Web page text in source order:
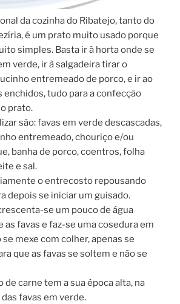
da cozinha do Ribatejo, tanto do
é um prato muito usado porque
simples. Basta ir à horta onde se
verde, ir à salgadeira tirar o
entremeado de porco, e ir ao
tudo para a confecção
prato.
são: favas em verde descascadas,
entremeado, chouriço e/ou
banha de porco, coentros, folha
e sal.
o entrecosto repousando
depois se iniciar um guisado.
se um pouco de água
favas e faz-se uma cosedura em
mexe com colher, apenas se
que as favas se soltem e não se
carne tem a sua época alta, na
favas em verde.